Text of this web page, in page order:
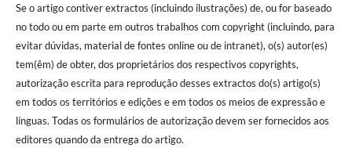
Se o artigo contiver extractos (incluindo ilustrações) de, ou for baseado
no todo ou em parte em outros trabalhos com copyright (incluindo, para
evitar dúvidas, material de fontes online ou de intranet), o(s) autor(es)
tem(êm) de obter, dos proprietários dos respectivos copyrights,
autorização escrita para reprodução desses extractos do(s) artigo(s)
em todos os territórios e edições e em todos os meios de expressão e
línguas. Todas os formulários de autorização devem ser fornecidos aos
editores quando da entrega do artigo.